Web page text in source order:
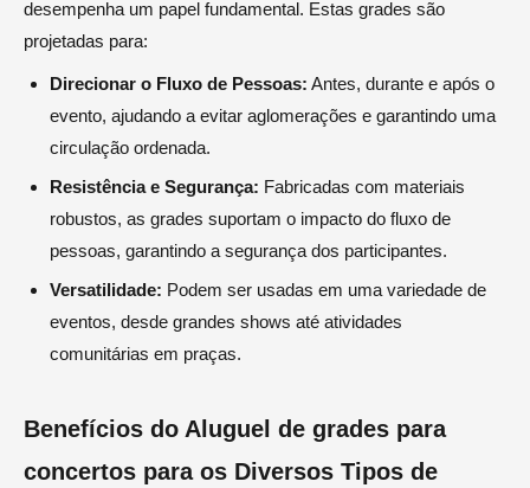
desempenha um papel fundamental. Estas grades são
projetadas para:
Direcionar o Fluxo de Pessoas: Antes, durante e após o
evento, ajudando a evitar aglomerações e garantindo uma
circulação ordenada.
Resistência e Segurança: Fabricadas com materiais
robustos, as grades suportam o impacto do fluxo de
pessoas, garantindo a segurança dos participantes.
Versatilidade: Podem ser usadas em uma variedade de
eventos, desde grandes shows até atividades
comunitárias em praças.
Benefícios do Aluguel de grades para
concertos para os Diversos Tipos de